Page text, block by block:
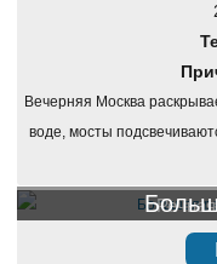
Вечерняя Москва
воде, мосты